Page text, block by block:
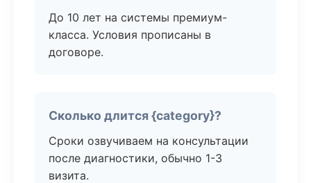
До 10 лет на системы премиум-
класса. Условия прописаны в
договоре.
Сколько длится {category}?
Сроки озвучиваем на консультации
после диагностики, обычно 1-3
визита.